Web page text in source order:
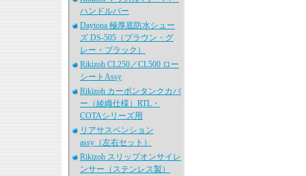
ハンドルバー
Daytona 極厚底防水シュー
ズ DS-505（ブラウン・グ
レー・ブラック）
Rikizoh CL250／CL500 ロー
シートAssy
Rikizoh カーボンタンクカバ
ー（綾織仕様）RTL・
COTAシリーズ用
リアサスペンション
assy（左右セット）
Rikizoh スリップオンサイレ
ンサー（ステンレス製）